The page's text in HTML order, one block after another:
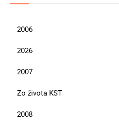
2006
2026
2007
Zo života KST
2008